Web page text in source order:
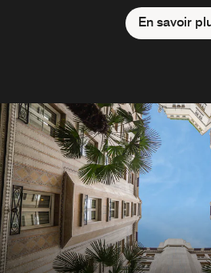
En savoir